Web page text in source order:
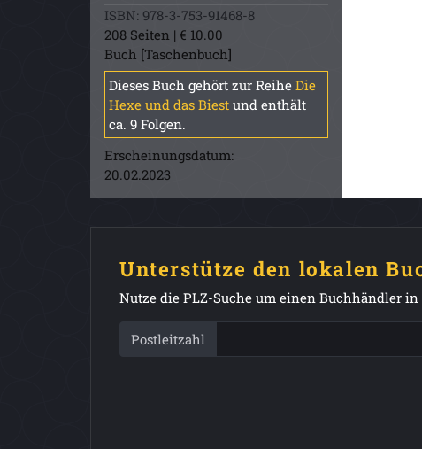
ISBN: 978-3-753-91468-8
208 Seiten | € 10.00
Buch [Taschenbuch]
Dieses Buch gehört zur Reihe Die
Hexe und das Biest und enthält
ca. 9 Folgen.
Erscheinungsdatum:
20.02.2023
Unterstütze den lokalen
Nutze die PLZ-Suche um einen Buchhändler
Postleitzahl